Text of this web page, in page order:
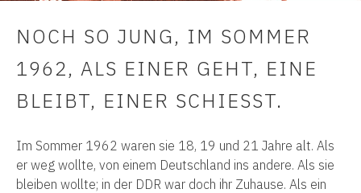
NOCH SO JUNG, IM SOMMER
1962, ALS EINER GEHT, EINE
BLEIBT, EINER SCHIESST.
Im Sommer 1962 waren sie 18, 19 und 21 Jahre alt. Als
er weg wollte, von einem Deutschland ins andere. Als sie
bleiben wollte; in der DDR war doch ihr Zuhause. Als ein